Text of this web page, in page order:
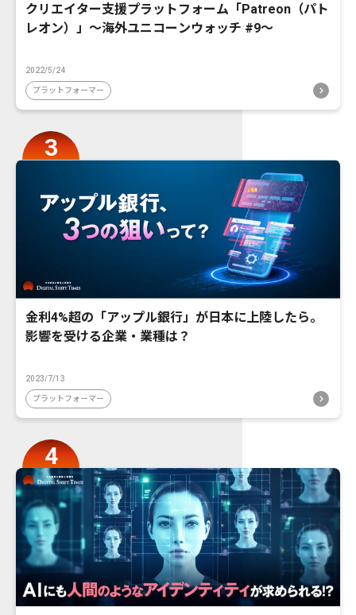
クリエイター支援プラットフォーム「Patreon（パト
レオン）」〜海外ユニコーンウォッチ #9〜
2022/5/24
プラットフォーマー
金利4%超の「アップル銀行」が日本に上陸したら。
影響を受ける企業・業種は？
2023/7/13
プラットフォーマー